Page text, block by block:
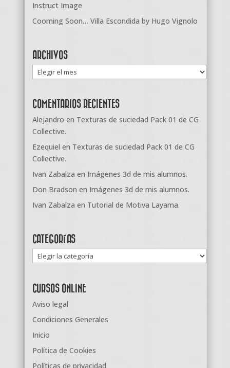
Instruct Image
Cooming Soon… Villa Escondida by Hugo Vignolo
ARCHIVOS
Archivos
COMENTARIOS RECIENTES
Alejandro en Texturas de suciedad Pack 01 de CG
Collective.
Ezequiel en Texturas de suciedad Pack 01 de CG
Collective.
Ivan Zabalza en Imágenes 3d de mis alumnos.
Don Bradson en Imágenes 3d de mis alumnos.
Ivan Zabalza en Tutorial de Motiva Layama.
CATEGORÍAS
Categorías
CURSOS ONLINE
Aviso legal
Condiciones Generales
Inicio
Política de Cookies
Políticas de privacidad